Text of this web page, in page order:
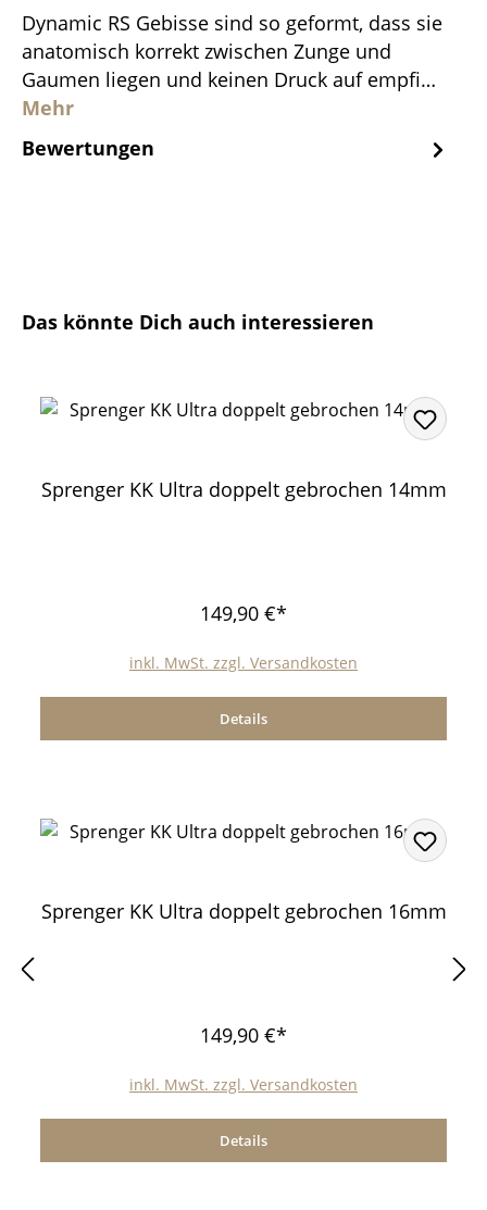
Dynamic RS Gebisse sind so geformt, dass sie
anatomisch korrekt zwischen Zunge und
Gaumen liegen und keinen Druck auf empfi…
Mehr
Bewertungen
Produktgalerie überspringen
Das könnte Dich auch interessieren
Sprenger KK Ultra doppelt gebrochen 14mm
149,90 €*
inkl. MwSt. zzgl. Versandkosten
Details
Sprenger KK Ultra doppelt gebrochen 16mm
149,90 €*
inkl. MwSt. zzgl. Versandkosten
Details